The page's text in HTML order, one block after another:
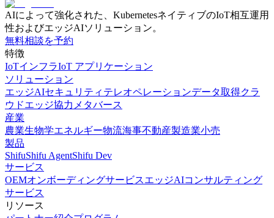
AIによって強化された、KubernetesネイティブのIoT相互運用
性およびエッジAIソリューション。
無料相談を予約
特徴
IoTインフラIoT アプリケーション
ソリューション
エッジAIセキュリティ テレオペレーションデータ取得クラ
ウドエッジ協力 メタバース
産業
農業生物学エネルギー物流海事不動産製造業小売
製品
ShifuShifu AgentShifu Dev
サービス
OEMオンボーディングサービスエッジAIコンサルティング
サービス
リソース